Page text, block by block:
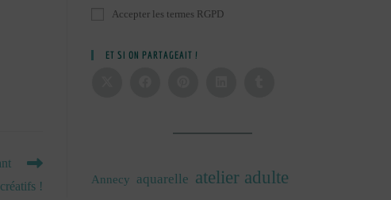
!
Accepter les termes RGPD
ET SI ON PARTAGEAIT !
Annecy aquarelle atelier adulte